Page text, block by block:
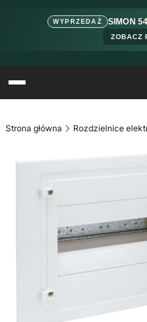
WYPRZEDAŻ SIMON
ZOBACZ
Strona główna Rozdzielnice